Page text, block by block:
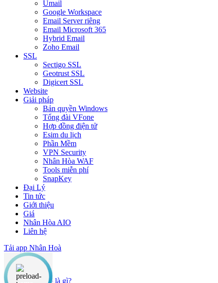
Umail
Google Workspace
Email Server riêng
Email Microsoft 365
Hybrid Email
Zoho Email
SSL
Sectigo SSL
Geotrust SSL
Digicert SSL
Website
Giải pháp
Bản quyền Windows
Tổng đài VFone
Hợp đồng điện tử
Esim du lịch
Phần Mềm
VPN Security
Nhân Hòa WAF
Tools miễn phí
SnapKey
Đại Lý
Tin tức
Giới thiệu
Giá
Nhân Hòa AIO
Liên hệ
Tải app Nhân Hoà
Nội dung chính
1. Pop up là gì?